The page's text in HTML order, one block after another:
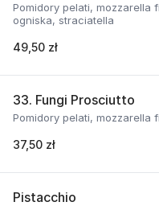
Pomidory pelati, mozzarella
ogniska, straciatella
49,50 zł
33. Fungi Prosciutto
Pomidory pelati, mozzarella
37,50 zł
Pistacchio